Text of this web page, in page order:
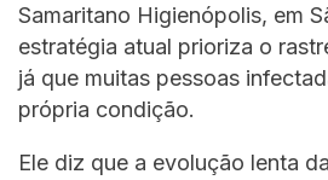
Samaritano Higienópolis, em
estratégia atual prioriza o
já que muitas pessoas
própria condição.
Ele diz que a evolução lenta